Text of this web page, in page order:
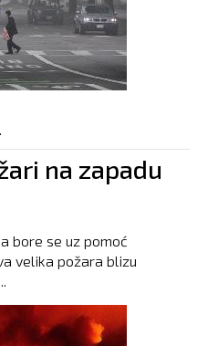
na zapadu
bore se uz pomoć
velika požara blizu